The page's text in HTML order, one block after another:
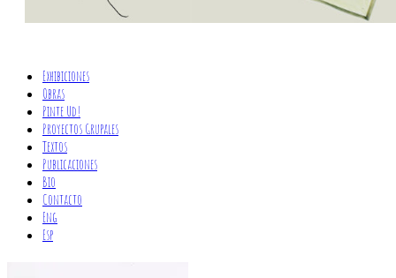
Exhibiciones
Obras
Pinte Ud!
Proyectos Grupales
Textos
Publicaciones
Bio
Contacto
Eng
Esp